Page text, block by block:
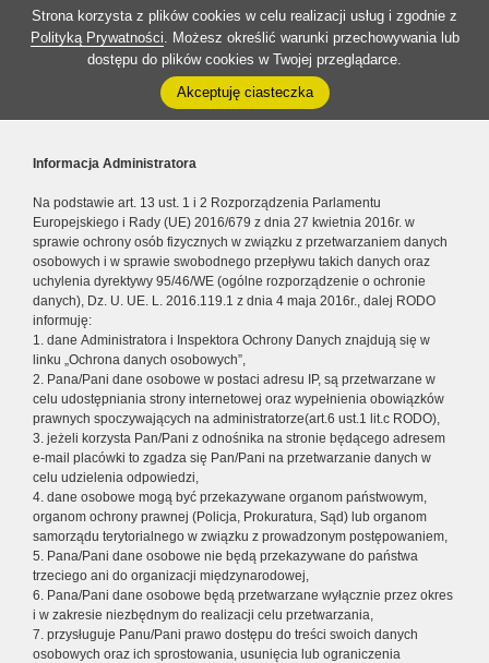
Strona korzysta z plików cookies w celu realizacji usług i zgodnie z
Polityką Prywatności. Możesz określić warunki przechowywania lub
dostępu do plików cookies w Twojej przeglądarce.
Akceptuję ciasteczka
Informacja Administratora
Na podstawie art. 13 ust. 1 i 2 Rozporządzenia Parlamentu
Europejskiego i Rady (UE) 2016/679 z dnia 27 kwietnia 2016r. w
sprawie ochrony osób fizycznych w związku z przetwarzaniem danych
osobowych i w sprawie swobodnego przepływu takich danych oraz
uchylenia dyrektywy 95/46/WE (ogólne rozporządzenie o ochronie
danych), Dz. U. UE. L. 2016.119.1 z dnia 4 maja 2016r., dalej RODO
informuję:
1. dane Administratora i Inspektora Ochrony Danych znajdują się w
linku „Ochrona danych osobowych”,
2. Pana/Pani dane osobowe w postaci adresu IP, są przetwarzane w
celu udostępniania strony internetowej oraz wypełnienia obowiązków
prawnych spoczywających na administratorze(art.6 ust.1 lit.c RODO),
3. jeżeli korzysta Pan/Pani z odnośnika na stronie będącego adresem
e-mail placówki to zgadza się Pan/Pani na przetwarzanie danych w
celu udzielenia odpowiedzi,
4. dane osobowe mogą być przekazywane organom państwowym,
organom ochrony prawnej (Policja, Prokuratura, Sąd) lub organom
samorządu terytorialnego w związku z prowadzonym postępowaniem,
5. Pana/Pani dane osobowe nie będą przekazywane do państwa
trzeciego ani do organizacji międzynarodowej,
6. Pana/Pani dane osobowe będą przetwarzane wyłącznie przez okres
i w zakresie niezbędnym do realizacji celu przetwarzania,
7. przysługuje Panu/Pani prawo dostępu do treści swoich danych
osobowych oraz ich sprostowania, usunięcia lub ograniczenia